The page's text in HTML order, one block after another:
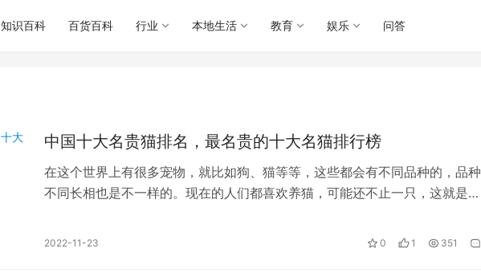
知识百科 百货百科 行业 本地生活 教育 娱乐 问答
中国十大名贵猫排名，最名贵的十大名猫排行榜
在这个世界上有很多宠物，就比如狗、猫等等，这些都会有不同品种的，品种
不同长相也是不一样的。现在的人们都喜欢养猫，可能还不止一只，这就是爱
2022-11-23 0 1 351